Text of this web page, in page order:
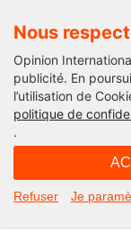
Nous
Opinion
publicité. En
l’utilisation de
politique de
.
Refuser Je
International
Où va